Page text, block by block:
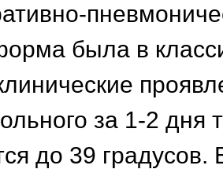
была в
за 1-2 дня
до 39 градусов.